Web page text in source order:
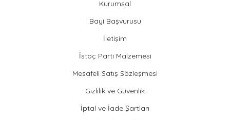
Kurumsal
Bayi Başvurusu
İletişim
İstoç Parti Malzemesi
Mesafeli Satış Sözleşmesi
Gizlilik ve Güvenlik
İptal ve İade Şartları